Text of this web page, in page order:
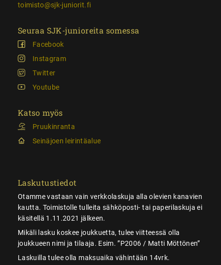
toimisto@sjk-juniorit.fi
Seuraa SJK-junioreita somessa
Facebook
Instagram
Twitter
Youtube
Katso myös
Pruukinranta
Seinäjoen leirintäalue
Laskutustiedot
Otamme vastaan vain verkkolaskuja alla olevien kanavien
kautta. Toimistolle tulleita sähköposti- tai paperilaskuja ei
käsitellä 1.11.2021 jälkeen.
Mikäli lasku koskee joukkuetta, tulee viitteessä olla
joukkueen nimi ja tilaaja. Esim. ”P2006 / Matti Möttönen”
Laskuilla tulee olla maksuaika vähintään 14vrk.